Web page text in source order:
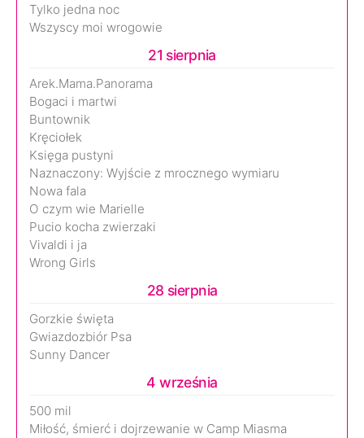
Tylko jedna noc
Wszyscy moi wrogowie
21 sierpnia
Arek.Mama.Panorama
Bogaci i martwi
Buntownik
Kręciołek
Księga pustyni
Naznaczony: Wyjście z mrocznego wymiaru
Nowa fala
O czym wie Marielle
Pucio kocha zwierzaki
Vivaldi i ja
Wrong Girls
28 sierpnia
Gorzkie święta
Gwiazdozbiór Psa
Sunny Dancer
4 września
500 mil
Miłość, śmierć i dojrzewanie w Camp Miasma